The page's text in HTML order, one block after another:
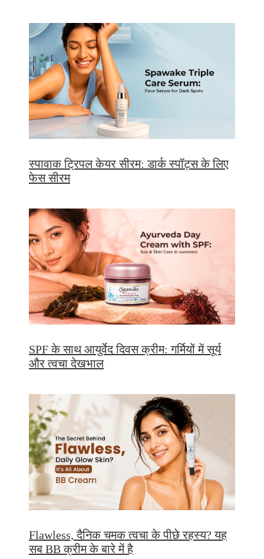
स्पावाक ट्रिपल केयर सीरम: डार्क स्पॉट्स के लिए
फेस सीरम
SPF के साथ आयुर्वेद दिवस क्रीम: गर्मियों में सूर्य
और त्वचा देखभाल
Flawless, दैनिक चमक त्वचा के पीछे रहस्य? यह
सब BB क्रीम के बारे में है